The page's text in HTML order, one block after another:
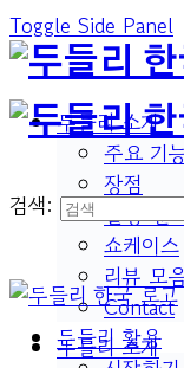
Toggle Side Panel
두들리 소개
주요 기
장점
활용 분
쇼케이스
리뷰 모
Contact
두들리 활용
검색:
두들리 소개